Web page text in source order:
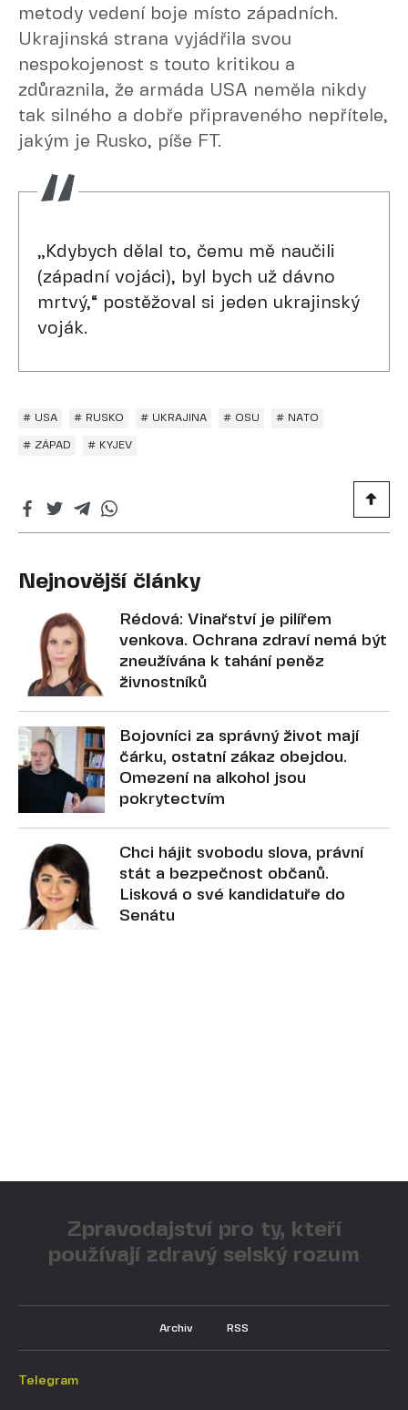
metody vedení boje místo západních.
Ukrajinská strana vyjádřila svou
nespokojenost s touto kritikou a
zdůraznila, že armáda USA neměla nikdy
tak silného a dobře připraveného nepřítele,
jakým je Rusko, píše FT.
„Kdybych dělal to, čemu mě naučili
(západní vojáci), byl bych už dávno
mrtvý,“ postěžoval si jeden ukrajinský
voják.
# USA # RUSKO # UKRAJINA # OSU # NATO
# ZÁPAD # KYJEV
Nejnovější články
Rédová: Vinařství je pilířem
venkova. Ochrana zdraví nemá být
zneužívána k tahání peněz
živnostníků
Bojovníci za správný život mají
čárku, ostatní zákaz obejdou.
Omezení na alkohol jsou
pokrytectvím
Chci hájit svobodu slova, právní
stát a bezpečnost občanů.
Lisková o své kandidatuře do
Senátu
Zpravodajství pro ty, kteří
používají zdravý selský rozum
Archiv RSS
Telegram